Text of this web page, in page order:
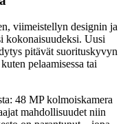
viimeistellyn designin ja
kokonaisuudeksi. Uusi
pitävät suorituskyvyn
pelaamisessa tai
48 MP kolmoiskamera
mahdollisuudet niin